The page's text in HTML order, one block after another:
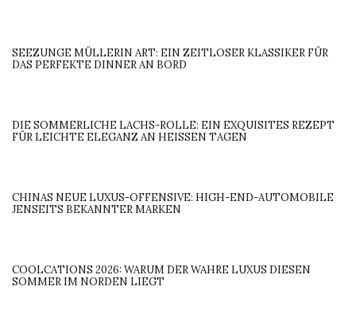
SEEZUNGE MÜLLERIN ART: EIN ZEITLOSER KLASSIKER FÜR
DAS PERFEKTE DINNER AN BORD
DIE SOMMERLICHE LACHS-ROLLE: EIN EXQUISITES REZEPT
FÜR LEICHTE ELEGANZ AN HEISSEN TAGEN
CHINAS NEUE LUXUS-OFFENSIVE: HIGH-END-AUTOMOBILE
JENSEITS BEKANNTER MARKEN
COOLCATIONS 2026: WARUM DER WAHRE LUXUS DIESEN
SOMMER IM NORDEN LIEGT